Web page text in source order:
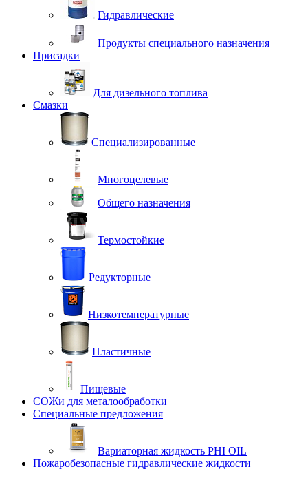
Гидравлические
Продукты специального назначения
Присадки
Для дизельного топлива
Смазки
Специализированные
Многоцелевые
Общего назначения
Термостойкие
Редукторные
Низкотемпературные
Пластичные
Пищевые
СОЖи для металообработки
Специальные предложения
Вариаторная жидкость PHI OIL
Пожаробезопасные гидравлические жидкости